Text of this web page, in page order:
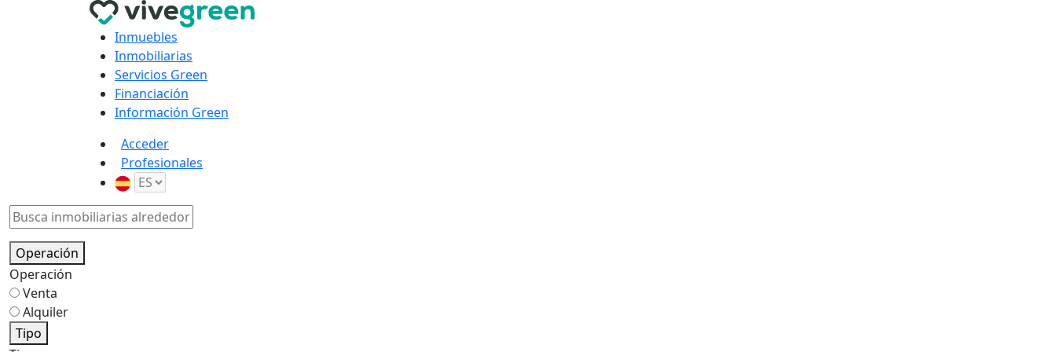
Inmuebles
Inmobiliarias
Servicios Green
Financiación
Información Green
Acceder
Profesionales
Operación
Operación
Venta
Alquiler
Tipo